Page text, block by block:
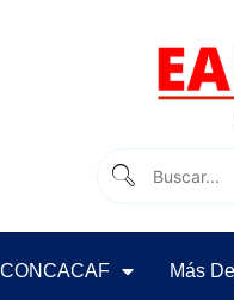
CONCACAF Más